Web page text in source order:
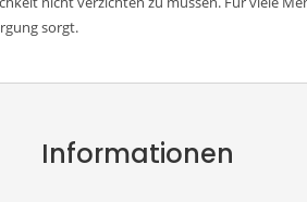
sorgt.
Informationen